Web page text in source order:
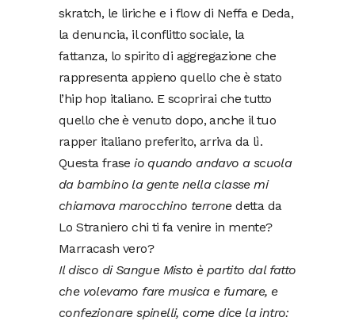
skratch, le liriche e i flow di Neffa e Deda,
la denuncia, il conflitto sociale, la
fattanza, lo spirito di aggregazione che
rappresenta appieno quello che è stato
l’hip hop italiano. E scoprirai che tutto
quello che è venuto dopo, anche il tuo
rapper italiano preferito, arriva da lì.
Questa fraseio quando andavo a scuola
da bambino la gente nella classe mi
chiamava marocchino terronedetta da
Lo Straniero chi ti fa venire in mente?
Marracash vero?
Il disco di Sangue Misto è partito dal fatto
che volevamo fare musica e fumare, e
confezionare spinelli, come dice la intro: